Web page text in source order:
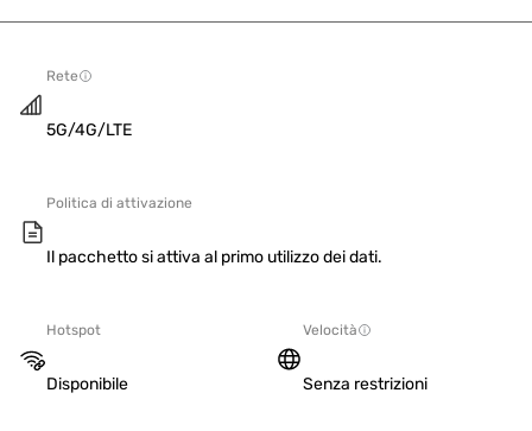
Rete
5G/4G/LTE
Politica di attivazione
Il pacchetto si attiva al primo utilizzo dei dati.
Hotspot
Disponibile
Velocità
Senza restrizioni